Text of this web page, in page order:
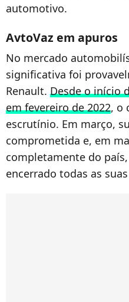
automotivo.
AvtoVaz em apuros
No mercado
significativa foi
Renault. Desde o início
em fevereiro de 2022, o
escrutínio. Em março,
comprometida e, em
completamente do
encerrado todas as